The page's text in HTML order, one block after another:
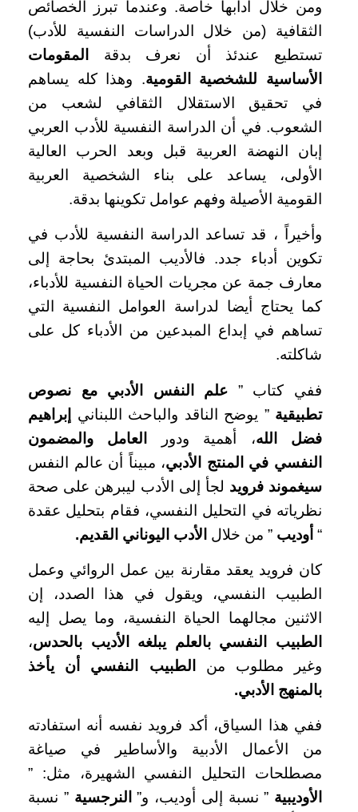
ومن خلال آدابها خاصة. وعندما تبرز الخصائص
الثقافية (من خلال الدراسات النفسية للأدب)
تستطيع عندئذ أن نعرف بدقة
المقومات
الأساسية للشخصية القومية. وهذا كله يساهم
في تحقيق الاستقلال الثقافي لشعب من
الشعوب. في أن الدراسة النفسية للأدب العربي
إبان النهضة العربية قبل وبعد الحرب العالية
الأولى، يساعد على بناء الشخصية العربية
القومية الأصيلة وفهم عوامل تكوينها بدقة.
وأخيراً ، قد تساعد الدراسة النفسية للأدب في
تكوين أدباء جدد. فالأديب المبتدئ بحاجة إلى
معارف جمة عن مجريات الحياة النفسية للأدباء،
كما يحتاج أيضا لدراسة العوامل النفسية التي
تساهم في إبداع المبدعين من الأدباء كل على
شاكلته.
ففي كتاب ” علم النفس الأدبي مع نصوص
تطبيقية ” يوضح الناقد والباحث اللبناني
إبراهيم
فضل الله، أهمية ودور العامل
والمضمون
النفسي في المنتج الأدبي، مبيناً أن عالم النفس
سيغموند فرويد لجأ إلى الأدب ليبرهن على صحة
نظرياته في التحليل النفسي، فقام بتحليل عقدة
“ أوديب ” من خلال الأدب اليوناني القديم.
كان فرويد يعقد مقارنة بين عمل الروائي وعمل
الطبيب النفسي، ويقول في هذا الصدد، إن
الاثنين مجالهما الحياة النفسية، وما يصل إليه
الطبيب النفسي بالعلم يبلغه الأديب بالحدس،
وغير مطلوب من
الطبيب النفسي أن يأخذ
بالمنهج الأدبي.
ففي هذا السياق، أكد فرويد نفسه أنه استفادته
من الأعمال الأدبية والأساطير في صياغة
مصطلحات التحليل النفسي الشهيرة، مثل: ”
الأوديبية ” نسبة إلى أوديب، و” النرجسية ” نسبة